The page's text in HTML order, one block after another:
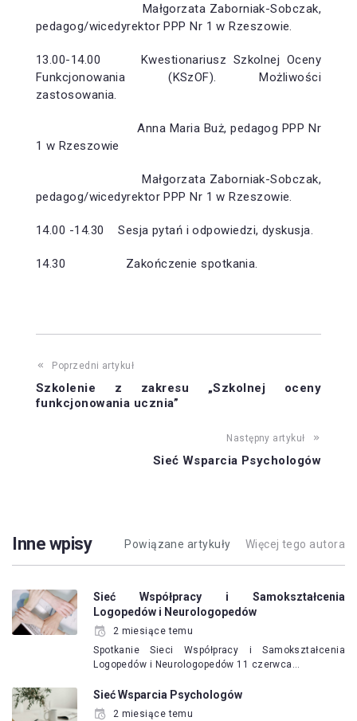
Małgorzata Zaborniak-Sobczak,
pedagog/wicedyrektor PPP Nr 1 w Rzeszowie.
13.00-14.00 Kwestionariusz Szkolnej Oceny
Funkcjonowania (KSzOF). Możliwości
zastosowania.
Anna Maria Buż, pedagog PPP Nr
1 w Rzeszowie
Małgorzata Zaborniak-Sobczak,
pedagog/wicedyrektor PPP Nr 1 w Rzeszowie.
14.00 -14.30 Sesja pytań i odpowiedzi, dyskusja.
14.30 Zakończenie spotkania.
Poprzedni artykuł
Szkolenie z zakresu „Szkolnej oceny
funkcjonowania ucznia”
Następny artykuł
Sieć Wsparcia Psychologów
Inne wpisy Powiązane artykuły Więcej tego autora
Sieć Współpracy i Samokształcenia
Logopedów i Neurologopedów
2 miesiące temu
Spotkanie Sieci Współpracy i Samokształcenia
Logopedów i Neurologopedów 11 czerwca…
Sieć Wsparcia Psychologów
2 miesiące temu